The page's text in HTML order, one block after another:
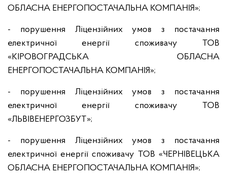
ОБЛАСНА ЕНЕРГОПОСТАЧАЛЬНА КОМПАНІЯ»;
- порушення Ліцензійних умов з постачання
електричної енергії споживачу ТОВ
«КІРОВОГРАДСЬКА ОБЛАСНА
ЕНЕРГОПОСТАЧАЛЬНА КОМПАНІЯ»;
- порушення Ліцензійних умов з постачання
електричної енергії споживачу ТОВ
«ЛЬВІВЕНЕРГОЗБУТ»;
- порушення Ліцензійних умов з постачання
електричної енергії споживачу ТОВ «ЧЕРНІВЕЦЬКА
ОБЛАСНА ЕНЕРГОПОСТАЧАЛЬНА КОМПАНІЯ»;